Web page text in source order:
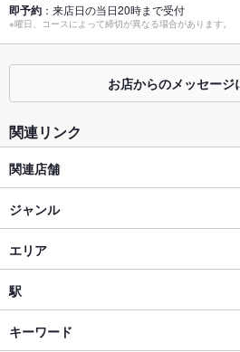
座敷
あり ：お座敷はございません
ご用意しております。
あり ：足をのばしてゆっくり
ソファー なし ：多種多様のお席をご用
テラス席
なし ：テラスは御座いません
貸切
設備
Wi-Fi
バリアフリ
即予約 ：来店日の当日20時まで受付
※曜日、コースによって締切が異なる場合があります。
お店からのメッセージ
関連リンク
関連店舗
道とん堀鶴ヶ島店
ジャンル
焼肉・ホルモン
焼肉
青梅・昭島・小作・青梅線沿線 × 焼肉・
エリア
羽村
羽村 × 焼肉・ホルモン
駅
羽村駅
キーワード